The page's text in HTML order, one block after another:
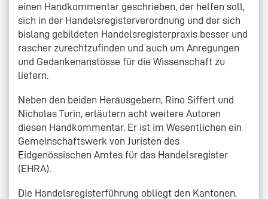
einen Handkommentar geschrieben, der helfen soll,
sich in der Handelsregisterverordnung und der sich
bislang gebildeten Handelsregisterpraxis besser und
rascher zurechtzufinden und auch um Anregungen
und Gedankenanstösse für die Wissenschaft zu
liefern.
Neben den beiden Herausgebern, Rino Siffert und
Nicholas Turin, erläutern acht weitere Autoren
diesen Handkommentar. Er ist im Wesentlichen ein
Gemeinschaftswerk von Juristen des
Eidgenössischen Amtes für das Handelsregister
(EHRA).
Die Handelsregisterführung obliegt den Kantonen,